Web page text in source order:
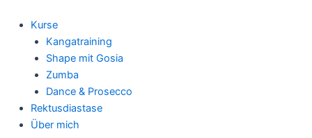
Inhalt
springen
Kurse
Kangatraining
Shape mit Gosia
Zumba
Dance & Prosecco
Rektusdiastase
Über mich